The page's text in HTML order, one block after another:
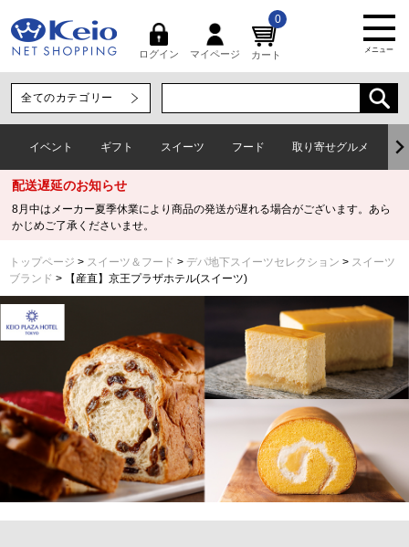
ログイン マイページ カート
0
メニュー
イベント ギフト スイーツ フード 取り寄せグルメ
配送遅延のお知らせ
8月中はメーカー夏季休業により商品の発送が遅れる場合がございます。あら
かじめご了承くださいませ。
トップページ スイーツ＆フード デパ地下スイーツセレクション
スイーツ
ブランド
【産直】京王プラザホテル(スイーツ)